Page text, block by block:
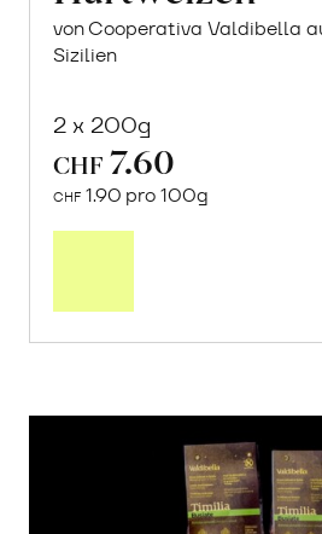
von Cooperativa Valdibella
Sizilien
2 x 200g
CHF 7.60
CHF 1.90 pro 100g